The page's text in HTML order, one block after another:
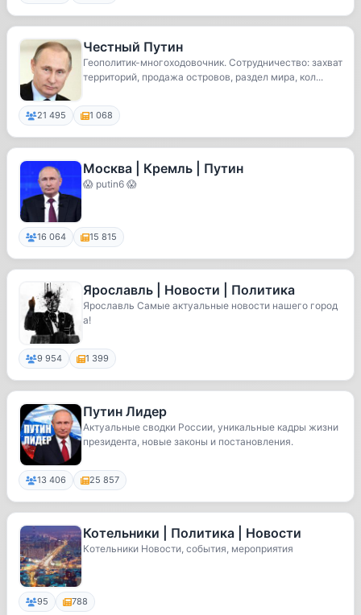
Честный Путин
Геополитик-многоходовочник. Сотрудничество: захват
территорий, продажа островов, раздел мира, кол...
21 495 1 068
Москва | Кремль | Путин
😱 putin6 😱
16 064 15 815
Ярославль | Новости | Политика
Ярославль Самые актуальные новости нашего город
а!
9 954 1 399
Путин Лидер
Актуальные сводки России, уникальные кадры жизни
президента, новые законы и постановления.
13 406 25 857
Котельники | Политика | Новости
Котельники Новости, события, мероприятия
95 788